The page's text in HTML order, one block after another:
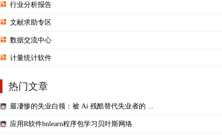
行业分析报告
文献求助专区
数据交流中心
计量统计软件
热门文章
最凄惨的失业白领：被 Ai 残酷替代失业者的 ...
应用R软件bnlearn程序包学习贝叶斯网络